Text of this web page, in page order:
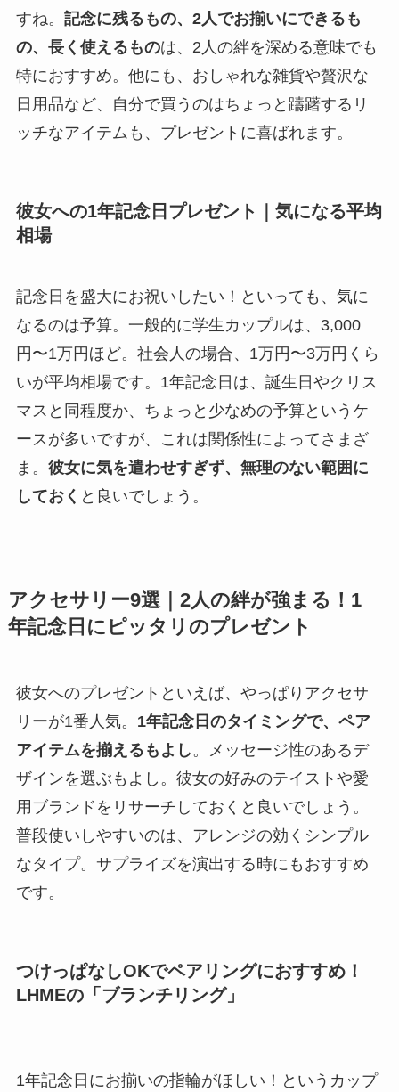
すね。 記念に残るもの、2人でお揃いにできるも
の、長く使えるものは、2人の絆を深める意味でも
特におすすめ。他にも、おしゃれな雑貨や贅沢な
日用品など、自分で買うのはちょっと躊躇するリ
ッチなアイテムも、プレゼントに喜ばれます。
彼女への1年記念日プレゼント｜気になる平均
相場
記念日を盛大にお祝いしたい！といっても、気に
なるのは予算。一般的に学生カップルは、3,000
円〜1万円ほど。社会人の場合、1万円〜3万円くら
いが平均相場です。1年記念日は、誕生日やクリス
マスと同程度か、ちょっと少なめの予算というケ
ースが多いですが、これは関係性によってさまざ
ま。 彼女に気を遣わせすぎず、無理のない範囲に
しておく と良いでしょう。
アクセサリー9選｜2人の絆が強まる！1
年記念日にピッタリのプレゼント
彼女へのプレゼントといえば、やっぱりアクセサ
リーが1番人気。 1年記念日のタイミングで、ペア
アイテムを揃えるもよし。メッセージ性のあるデ
ザインを選ぶもよし。彼女の好みのテイストや愛
用ブランドをリサーチしておくと良いでしょう。
普段使いしやすいのは、アレンジの効くシンプル
なタイプ。サプライズを演出する時にもおすすめ
です。
つけっぱなしOKでペアリングにおすすめ！
LHMEの「ブランチリング」
1年記念日にお揃いの指輪がほしい！というカップ